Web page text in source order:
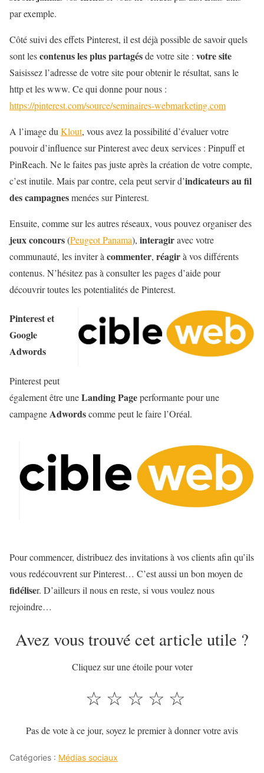
par exemple.
Côté suivi des effets Pinterest, il est déjà possible de savoir quels
sont lescontenus les plus partagésde votre site : votre site
Saisissez l’adresse de votre site pour obtenir le résultat, sans le
http et les www. Ce qui donne pour nous :
https://pinterest.com/source/seminaires-webmarketing.com
A l’image du Klout, vous avez la possibilité d’évaluer votre
pouvoir d’influence sur Pinterest avec deux services : Pinpuff et
PinReach. Ne le faites pas juste après la création de votre compte,
c’est inutile. Mais par contre, cela peut servir d’indicateurs au fil
des campagnesmenées sur Pinterest.
Ensuite, comme sur les autres réseaux, vous pouvez organiser des
jeux concours(Peugeot Panama), interagiravec votre
communauté, les inviter à commenter, réagirà vos différents
contenus. N’hésitez pas à consulter les pages d’aide pour
découvrir toutes les potentialités de Pinterest.
Pinterest et
Google
Adwords
Pinterest peut
également être uneLanding Pageperformante pour une
campagneAdwordscomme peut le faire l’Oréal.
Pour commencer, distribuez des invitations à vos clients afin qu’ils
vous redécouvrent sur Pinterest… C’est aussi un bon moyen de
fidéliser. D’ailleurs il nous en reste, si vous voulez nous
rejoindre…
Avez vous trouvé cet article utile ?
Cliquez sur une étoile pour voter
☆
☆
☆
☆
☆
Pas de vote à ce jour, soyez le premier à donner votre avis
Catégories : Médias sociaux